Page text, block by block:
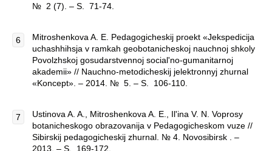
№ 2 (7). – S. 71-74.
Mitroshenkova A. E. Pedagogicheskij proekt «Jekspedicija
uchashhihsja v ramkah geobotanicheskoj nauchnoj shkoly
Povolzhskoj gosudarstvennoj social'no-gumanitarnoj
akademii» // Nauchno-metodicheskij jelektronnyj zhurnal
«Koncept». – 2014. № 5. – S. 106-110.
Ustinova A. A., Mitroshenkova A. E., Il'ina V. N. Voprosy
botanicheskogo obrazovanija v Pedagogicheskom vuze //
Sibirskij pedagogicheskij zhurnal. № 4. Novosibirsk . –
2013. – S. 169-172.